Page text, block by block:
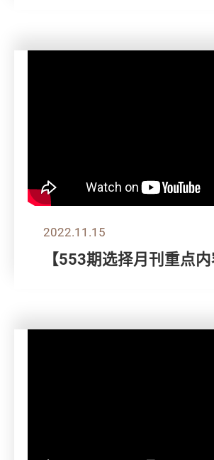
2022.11.15
【553期选择月刊重点内